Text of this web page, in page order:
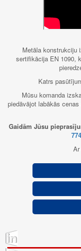
Metāla konstrukciju
sertifikācija EN 1090,
Katrs
Mūsu komanda
piedāvājot labākās
Gaidām Jūsu